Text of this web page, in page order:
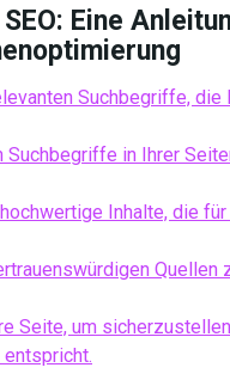
Eine
Suchbegriffe, die
Suchbegriffe in Ihrer
Inhalte, die für
Quellen
Seite, um
entspricht.